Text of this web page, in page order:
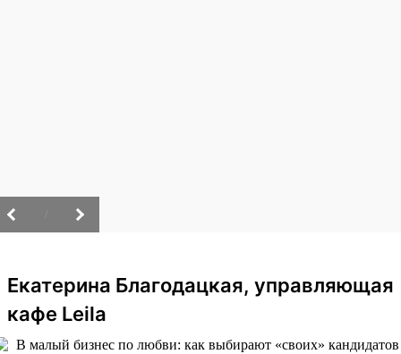
Екатерина Благодацкая, управляющая
кафе Leila